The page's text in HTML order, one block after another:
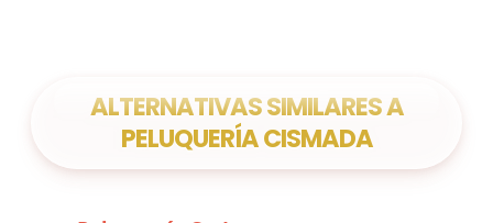
ALTERNATIVAS SIMILARES A
PELUQUERÍA CISMADA